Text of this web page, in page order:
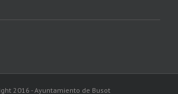
2016 - Ayuntamiento de Busot